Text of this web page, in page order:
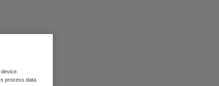
process data